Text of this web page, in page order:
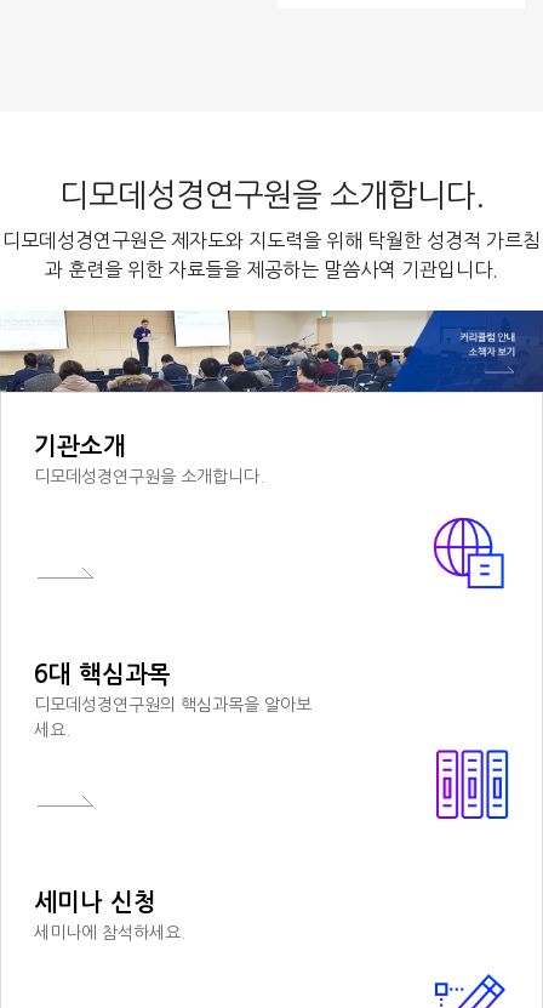
디모데성경연구원을 소개합니다.
디모데성경연구원은 제자도와 지도력을 위해 탁월한 성경적 가르침
과 훈련을 위한 자료들을 제공하는 말씀사역 기관입니다.
기관소개
디모데성경연구원을 소개합니다.
6대 핵심과목
디모데성경연구원의 핵심과목을 알아보
세요.
세미나 신청
세미나에 참석하세요.